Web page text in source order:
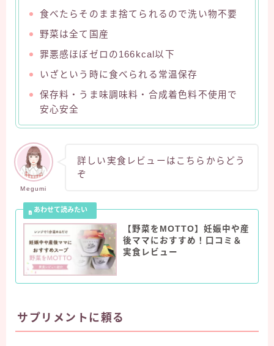
食べたらそのまま捨てられるので洗い物不要
野菜は全て国産
罪悪感ほぼゼロの166kcal以下
いざという時に食べられる常温保存
保存料・うま味調味料・合成着色料不使用で
安心安全
Megumi
詳しい実食レビューはこちらからどう
ぞ
【野菜をMOTTO】妊娠中や産
後ママにおすすめ！口コミ＆
実食レビュー
サプリメントに頼る